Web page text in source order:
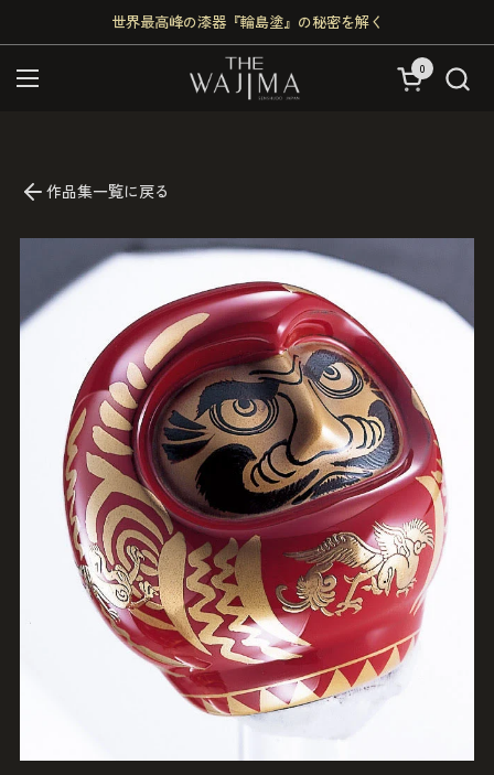
コンテンツへスキップ世界最高峰の漆器『輪島塗』の秘密を解く
カートを開く
0
メニューを開く
作品集一覧に戻る